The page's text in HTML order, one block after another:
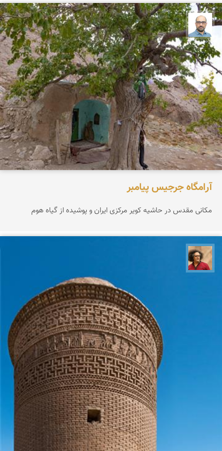
بابک ارجمندی
آرامگاه جرجیس پیامبر
مکانی مقدس در حاشیه کویر مرکزی ایران و پوشیده از گیاه هوم